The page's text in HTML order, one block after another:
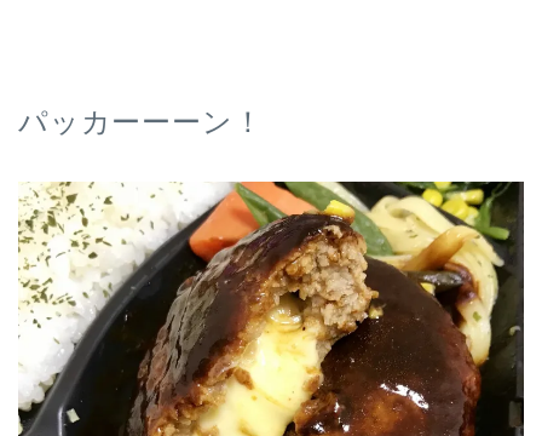
パッカーーーン！